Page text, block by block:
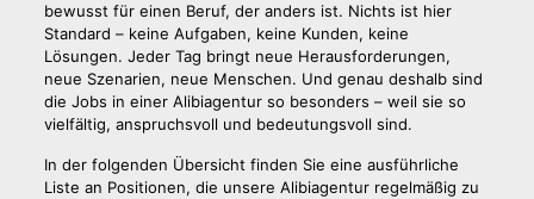
bewusst für einen Beruf, der anders ist. Nichts ist hier
Standard – keine Aufgaben, keine Kunden, keine
Lösungen. Jeder Tag bringt neue Herausforderungen,
neue Szenarien, neue Menschen. Und genau deshalb sind
die Jobs in einer Alibiagentur so besonders – weil sie so
vielfältig, anspruchsvoll und bedeutungsvoll sind.
In der folgenden Übersicht finden Sie eine ausführliche
Liste an Positionen, die unsere Alibiagentur regelmäßig zu